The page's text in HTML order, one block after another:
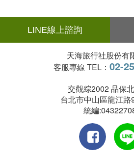
LINE線上諮詢
天海旅行社股份有
客服專線 TEL： 02-
交觀綜2002 品保
台北市中山區龍江路
統編